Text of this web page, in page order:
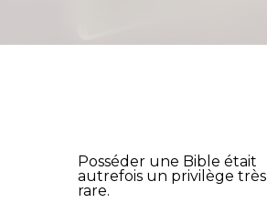
Posséder une Bible était
autrefois un privilège très
rare.